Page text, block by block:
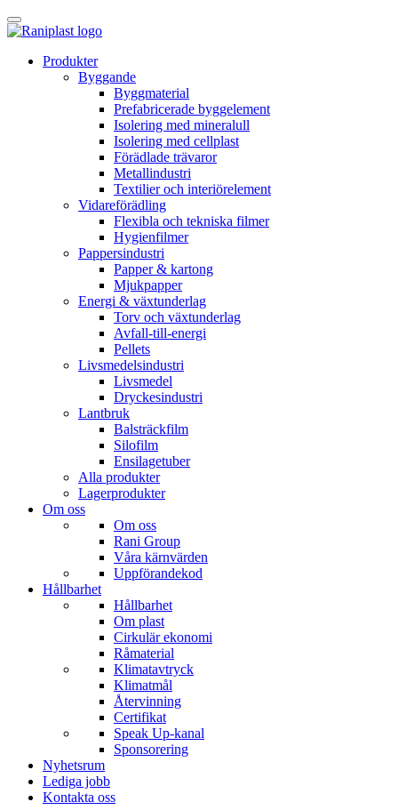
Skip
to
Produkter
Byggande
Byggmaterial
Prefabricerade byggelement
Isolering med mineralull
Isolering med cellplast
Förädlade trävaror
Metallindustri
Textilier och interiörelement
Vidareförädling
Flexibla och tekniska filmer
Hygienfilmer
Pappersindustri
Papper & kartong
Mjukpapper
Energi & växtunderlag
Torv och växtunderlag
Avfall-till-energi
Pellets
Livsmedelsindustri
Livsmedel
Dryckesindustri
Lantbruk
Balsträckfilm
Silofilm
Ensilagetuber
Alla produkter
Lagerprodukter
Om oss
Om oss
Rani Group
Våra kärnvärden
Uppförandekod
Hållbarhet
Hållbarhet
Om plast
Cirkulär ekonomi
Råmaterial
Klimatavtryck
Klimatmål
Återvinning
Certifikat
Speak Up-kanal
Sponsorering
Nyhetsrum
Lediga jobb
Kontakta oss